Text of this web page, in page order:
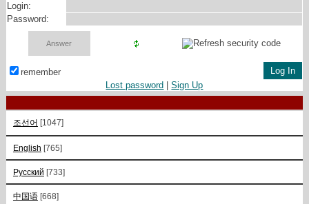
Login:
Password:
remember
Lost password |Sign Up
조선어 [1047]
English [765]
Русский [733]
中国语 [668]